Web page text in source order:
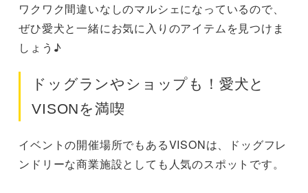
ワクワク間違いなしのマルシェになっているので、
ぜひ愛犬と一緒にお気に入りのアイテムを見つけま
しょう♪
ドッグランやショップも！愛犬と
VISONを満喫
イベントの開催場所でもあるVISONは、ドッグフレ
ンドリーな商業施設としても人気のスポットです。